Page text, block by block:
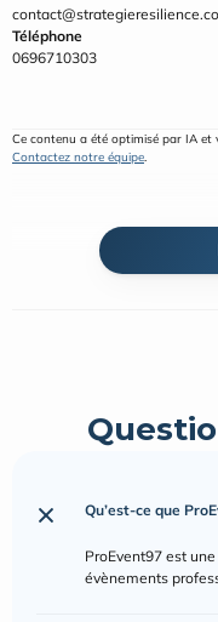
Téléphone
0696710303
Contactez notre équipe.
Qu’est-ce que
ProEvent97 est
évènements